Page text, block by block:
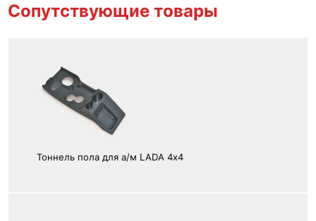
Сопутствующие товары
Тоннель пола для а/м LADA 4х4